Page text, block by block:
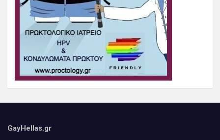
GayHellas.gr